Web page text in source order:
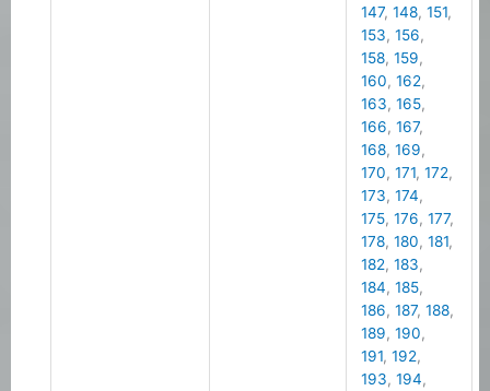
147,148,151,
153,156,
158,159,
160,162,
163,165,
166,167,
168,169,
170,171,172,
173,174,
175,176,177,
178,180,181,
182,183,
184,185,
186,187,188,
189,190,
191,192,
193,194,